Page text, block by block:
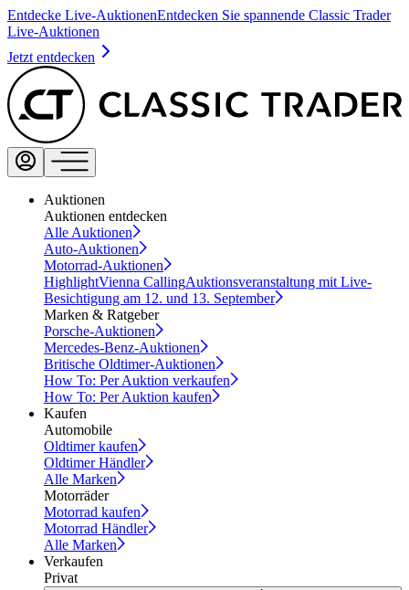
Entdecke Live-AuktionenEntdecken Sie spannende Classic Trader
Live-Auktionen
Jetzt entdecken
Auktionen
Auktionen entdecken
Alle Auktionen
Auto-Auktionen
Motorrad-Auktionen
HighlightVienna CallingAuktionsveranstaltung mit Live-
Besichtigung am 12. und 13. September
Marken & Ratgeber
Porsche-Auktionen
Mercedes-Benz-Auktionen
Britische Oldtimer-Auktionen
How To: Per Auktion verkaufen
How To: Per Auktion kaufen
Kaufen
Automobile
Oldtimer kaufen
Oldtimer Händler
Alle Marken
Motorräder
Motorrad kaufen
Motorrad Händler
Alle Marken
Verkaufen
Privat